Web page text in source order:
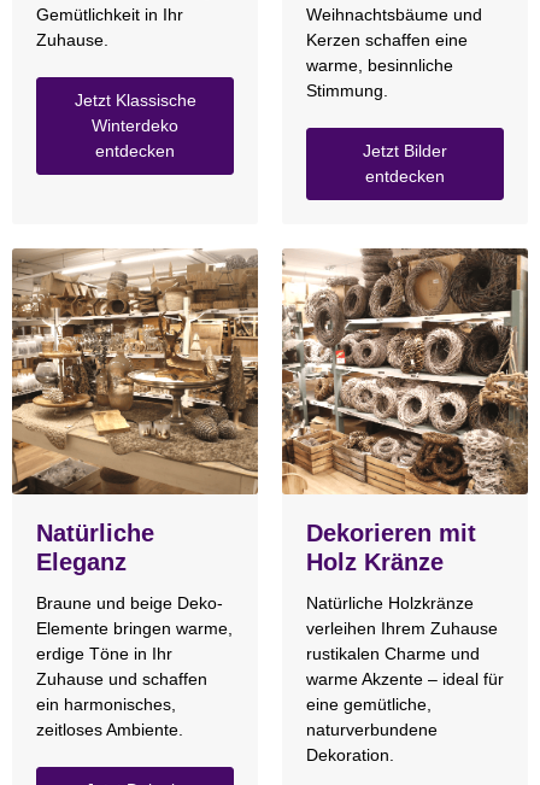
Gemütlichkeit in Ihr
Zuhause.
Jetzt Klassische
Winterdeko
entdecken
Weihnachtsbäume und
Kerzen schaffen eine
warme, besinnliche
Stimmung.
Jetzt Bilder
entdecken
Natürliche
Eleganz
Braune und beige Deko-
Elemente bringen warme,
erdige Töne in Ihr
Zuhause und schaffen
ein harmonisches,
zeitloses Ambiente.
Dekorieren mit
Holz Kränze
Natürliche Holzkränze
verleihen Ihrem Zuhause
rustikalen Charme und
warme Akzente – ideal für
eine gemütliche,
naturverbundene
Dekoration.